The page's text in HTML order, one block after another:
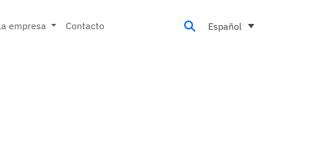
empresa Contacto Español